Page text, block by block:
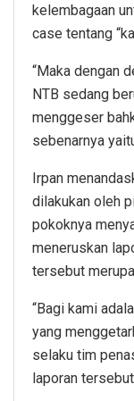
kelembagaan
case tentang
“Maka dengan
NTB sedang
menggeser
sebenarnya
Irpan
dilakukan oleh
pokoknya
meneruskan
tersebut
“Bagi kami
yang
selaku tim
laporan